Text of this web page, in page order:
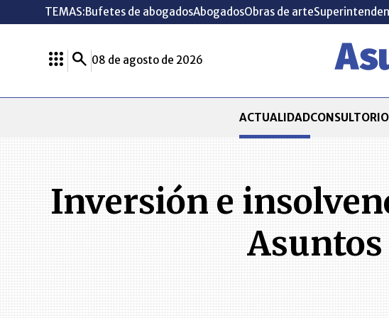
TEMAS:Bufetes de abogadosAbogadosObras de arte
08 de agosto de 2026
ACTUALIDADCONSULTORIO
Inversión e